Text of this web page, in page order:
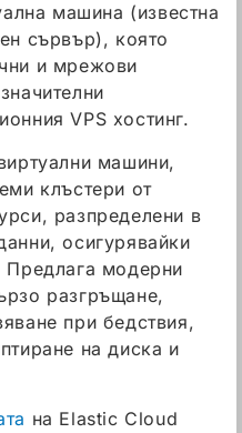
машина (известна
сървър), която
и мрежови
VPS хостинг.
машини,
клъстери от
разпределени в
осигурявайки
Предлага модерни
разгръщане,
при бедствия,
на диска и
на Elastic Cloud